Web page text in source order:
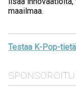
maailmaa.
Testaa K-Pop-
SPONSOROITU